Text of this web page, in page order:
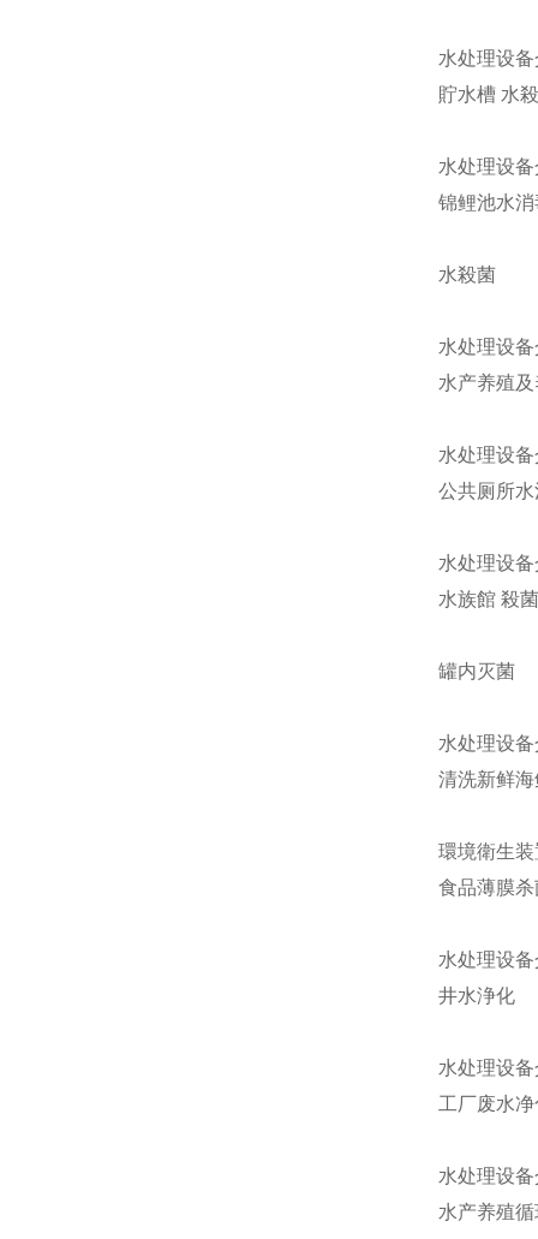
水处理设
貯水槽 水
水处理设
锦鲤池水消
水殺菌
水处理设
水产养殖
水处理设
公共厕所水
水处理设
水族館 殺菌
罐内灭菌
水处理设
清洗新鲜
環境衛生
食品薄膜杀
水处理设
井水浄化
水处理设
工厂废水净
水处理设
水产养殖